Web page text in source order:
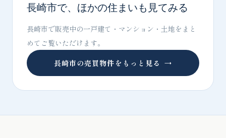
長崎市で、ほかの住まいも見てみる
長崎市で販売中の一戸建て・マンション・土地をまと
めてご覧いただけます。
長崎市の売買物件をもっと見る →